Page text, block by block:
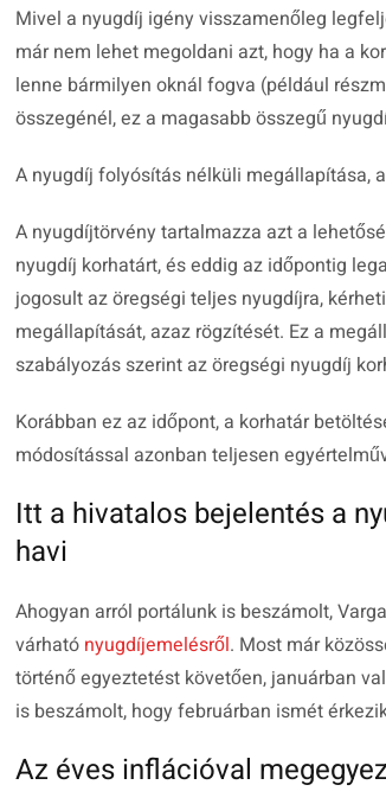
Mivel a nyugdíj igény visszamenőleg
már nem lehet megoldani azt, hogy ha a
lenne bármilyen oknál fogva (például
összegénél, ez a magasabb összegű
A nyugdíj folyósítás nélküli megállapítása,
A nyugdíjtörvény tartalmazza azt a
nyugdíj korhatárt, és eddig az időpontig
jogosult az öregségi teljes nyugdíjra,
megállapítását, azaz rögzítését. Ez a
szabályozás szerint az öregségi nyugdíj
Korábban ez az időpont, a korhatár
módosítással azonban teljesen
Itt a hivatalos bejelentés a
havi
Ahogyan arról portálunk is beszámolt,
várható nyugdíjemelésről. Most már
történő egyeztetést követően, januárban
is beszámolt, hogy februárban ismét
Az éves inflációval